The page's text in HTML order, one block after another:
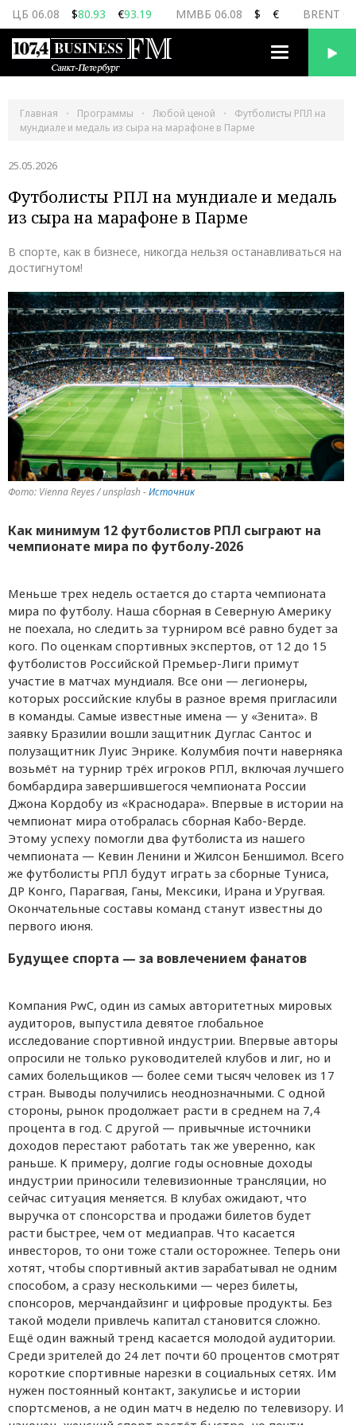
ЦБ 06.08 $80.93 €93.19 ММВБ 06.08 $ € BRENT
Переключить
Главная Программы Любой ценой
Футболисты РПЛ на
мундиале и медаль из сыра на марафоне в Парме
25.05.2026
Футболисты РПЛ на мундиале и медаль
из сыра на марафоне в Парме
В спорте, как в бизнесе, никогда нельзя останавливаться на
достигнутом!
Фото: Vienna Reyes / unsplash -Источник
Как минимум 12 футболистов РПЛ сыграют на
чемпионате мира по футболу-2026
Меньше трех недель остается до старта чемпионата
мира по футболу. Наша сборная в Северную Америку
не поехала, но следить за турниром всё равно будет за
кого. По оценкам спортивных экспертов, от 12 до 15
футболистов Российской Премьер-Лиги примут
участие в матчах мундиаля. Все они — легионеры,
которых российские клубы в разное время пригласили
в команды. Самые известные имена — у «Зенита». В
заявку Бразилии вошли защитник Дуглас Сантос и
полузащитник Луис Энрике. Колумбия почти наверняка
возьмёт на турнир трёх игроков РПЛ, включая лучшего
бомбардира завершившегося чемпионата России
Джона Кордобу из «Краснодара». Впервые в истории на
чемпионат мира отобралась сборная Кабо-Верде.
Этому успеху помогли два футболиста из нашего
чемпионата — Кевин Ленини и Жилсон Беншимол. Всего
же футболисты РПЛ будут играть за сборные Туниса,
ДР Конго, Парагвая, Ганы, Мексики, Ирана и Уругвая.
Окончательные составы команд станут известны до
первого июня.
Будущее спорта — за вовлечением фанатов
Компания PwC, один из самых авторитетных мировых
аудиторов, выпустила девятое глобальное
исследование спортивной индустрии. Впервые авторы
опросили не только руководителей клубов и лиг, но и
самих болельщиков — более семи тысяч человек из 17
стран. Выводы получились неоднозначными. С одной
стороны, рынок продолжает расти в среднем на 7,4
процента в год. С другой — привычные источники
доходов перестают работать так же уверенно, как
раньше. К примеру, долгие годы основные доходы
индустрии приносили телевизионные трансляции, но
сейчас ситуация меняется. В клубах ожидают, что
выручка от спонсорства и продажи билетов будет
расти быстрее, чем от медиаправ. Что касается
инвесторов, то они тоже стали осторожнее. Теперь они
хотят, чтобы спортивный актив зарабатывал не одним
способом, а сразу несколькими — через билеты,
спонсоров, мерчандайзинг и цифровые продукты. Без
такой модели привлечь капитал становится сложно.
Ещё один важный тренд касается молодой аудитории.
Среди зрителей до 24 лет почти 60 процентов смотрят
короткие спортивные нарезки в социальных сетях. Им
нужен постоянный контакт, закулисье и истории
спортсменов, а не один матч в неделю по телевизору. И